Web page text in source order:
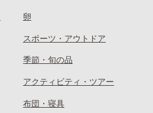
卵
スポーツ・アウトドア
季節・旬の品
アクティビティ・ツアー
布団・寝具